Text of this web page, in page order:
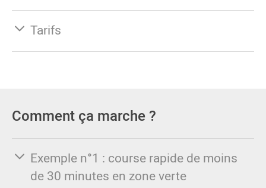
Tarifs
Comment ça marche ?
Exemple n°1 : course rapide de moins
de 30 minutes en zone verte